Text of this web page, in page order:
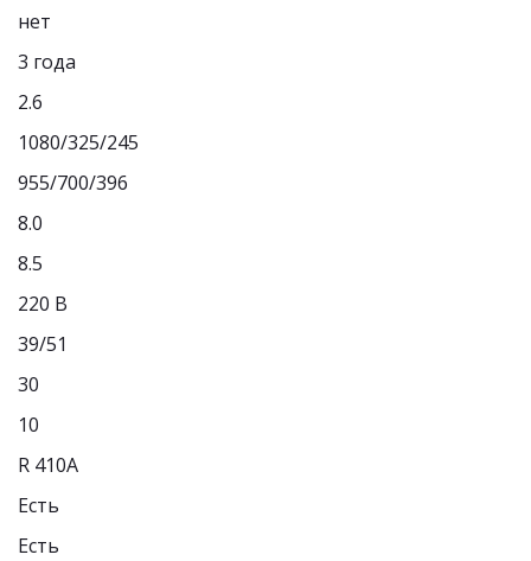
нет
3 года
2.6
1080/325/245
955/700/396
8.0
8.5
220 В
39/51
30
10
R 410A
Есть
Есть